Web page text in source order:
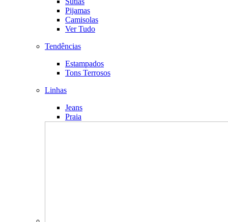
Pijamas
Camisolas
Ver Tudo
Tendências
Estampados
Tons Terrosos
Linhas
Jeans
Praia